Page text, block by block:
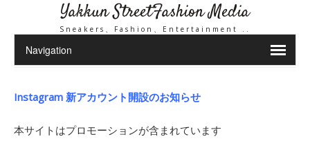
Yakkun StreetFashion Media
Sneakers、Fashion、Entertainment ..
Instagram 新アカウント開設のお知らせ
本サイトはプロモーションが含まれています